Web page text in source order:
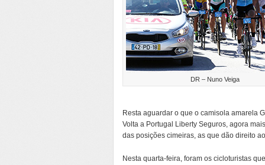
DR – Nuno Veiga
Resta aguardar o que o camisola amarela
Volta a Portugal Liberty Seguros, agora
das posições cimeiras, as que dão direito
Nesta quarta-feira, foram os cicloturistas